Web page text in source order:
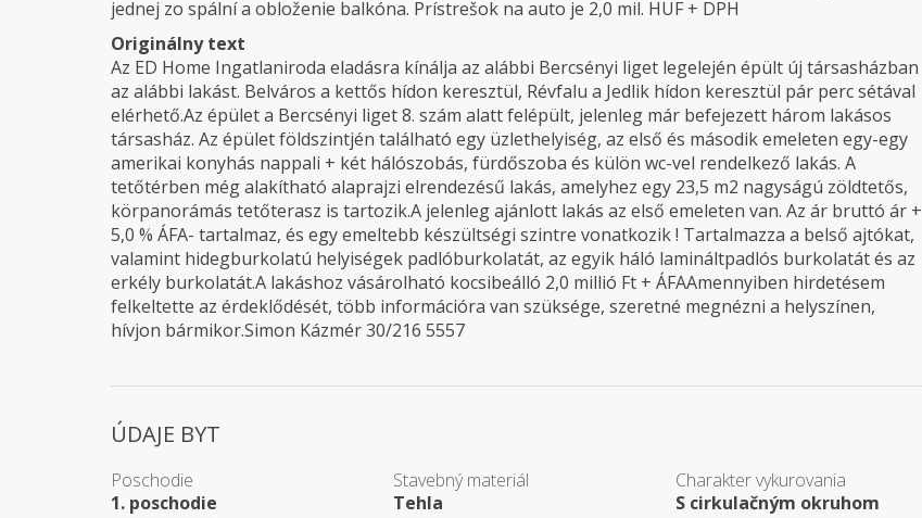
jednej zo spální a obloženie balkóna. Prístrešok na auto je 2,0 mil. HUF + DPH
Originálny text
Az ED Home Ingatlaniroda eladásra kínálja az alábbi Bercsényi liget legelején épült új társasházban
az alábbi lakást. Belváros a kettős hídon keresztül, Révfalu a Jedlik hídon keresztül pár perc sétával
elérhető.Az épület a Bercsényi liget 8. szám alatt felépült, jelenleg már befejezett három lakásos
társasház. Az épület földszintjén található egy üzlethelyiség, az első és második emeleten egy-egy
amerikai konyhás nappali + két hálószobás, fürdőszoba és külön wc-vel rendelkező lakás. A
tetőtérben még alakítható alaprajzi elrendezésű lakás, amelyhez egy 23,5 m2 nagyságú zöldtetős,
körpanorámás tetőterasz is tartozik.A jelenleg ajánlott lakás az első emeleten van. Az ár bruttó ár +
5,0 % ÁFA- tartalmaz, és egy emeltebb készültségi szintre vonatkozik ! Tartalmazza a belső ajtókat,
valamint hidegburkolatú helyiségek padlóburkolatát, az egyik háló lamináltpadlós burkolatát és az
erkély burkolatát.A lakáshoz vásárolható kocsibeálló 2,0 millió Ft + ÁFAAmennyiben hirdetésem
felkeltette az érdeklődését, több információra van szüksége, szeretné megnézni a helyszínen,
hívjon bármikor.Simon Kázmér 30/216 5557
ÚDAJE BYT
Poschodie
1. poschodie
Stavebný materiál
Tehla
Charakter vykurovania
S cirkulačným okruhom